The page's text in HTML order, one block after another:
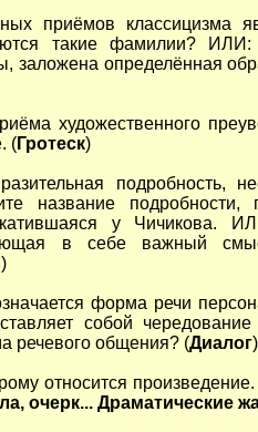
приёмов классицизма
такие фамилии?
заложена определённая
художественного
(Гротеск)
подробность,
название подробности,
у Чичикова.
в себе важный
)
форма речи
собой
речевого общения? (Диалог)
относится произведение.
очерк... Драматические